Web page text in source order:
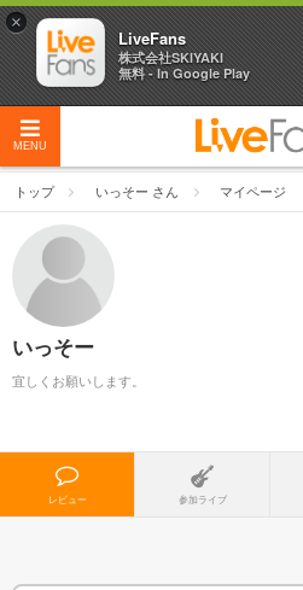
MENU
トップ いっそー さん マイページ
いっそー
宜しくお願いします。
レビュー 参加ライブ
×
LiveFans
株式会社SKIYAKI
無料 - In Google Play